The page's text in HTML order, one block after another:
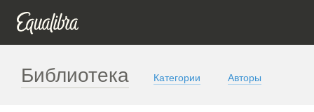
Библиотека Категории Авторы